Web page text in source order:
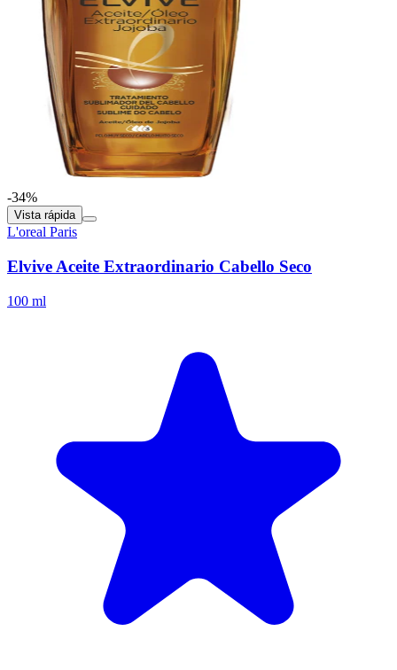
-34%
Vista rápida
L'oreal Paris
Elvive Aceite Extraordinario Cabello Seco
100 ml